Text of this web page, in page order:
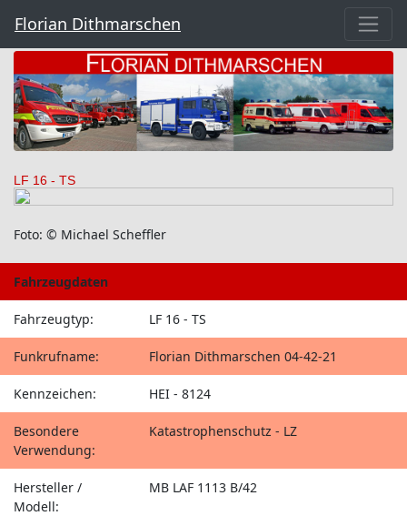
Florian Dithmarschen
LF 16 - TS
Foto: © Michael Scheffler
Fahrzeugdaten
Fahrzeugtyp: LF 16 - TS
Funkrufname: Florian Dithmarschen 04-42-21
Kennzeichen: HEI - 8124
Besondere
Verwendung:
Katastrophenschutz - LZ
Hersteller /
Modell:
MB LAF 1113 B/42